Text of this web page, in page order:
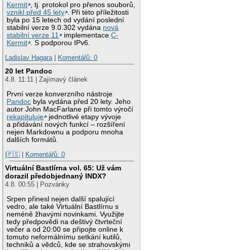
Kermit
, tj. protokol pro přenos souborů,
vznikl před 45 lety
. Při této příležitosti
byla po 15 letech od vydání poslední
stabilní verze 9.0.302 vydána nová
stabilní verze 11
implementaceC-
Kermit
. S podporou IPv6.
Ladislav Hagara| Komentářů: 0
20 let Pandoc
4.8. 11:11 | Zajímavý článek
První verze konverzního nástroje
Pandoc byla vydána před 20 lety. Jeho
autor John MacFarlane při tomto výročí
rekapituluje
jednotlivé etapy vývoje
a přidávání nových funkcí – rozšíření
nejen Markdownu a podporu mnoha
dalších formátů.
|🇵🇸
Komentářů: 0
Virtuální Bastlírna vol. 65: Už vám
dorazil předobjednaný INDX?
4.8. 00:55 | Pozvánky
Srpen přinesl nejen další spalující
vedro, ale také Virtuální Bastlírnu s
neméně žhavými novinkami. Využijte
tedy předpovědi na deštivý čtvrteční
večer a od 20:00 se připojte online k
tomuto neformálnímu setkání kutilů,
techniků a vědců, kde se strahovskými